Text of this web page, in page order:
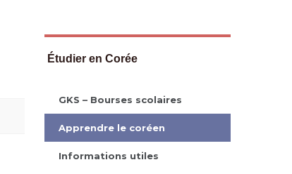
Étudier en Corée
GKS – Bourses scolaires
Apprendre le coréen
Informations utiles